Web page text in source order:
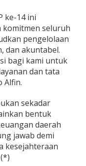
ke-14 ini
komitmen seluruh
pengelolaan
dan akuntabel.
bagi kami untuk
dan tata
Alfin.
sekadar
bentuk
daerah
jawab demi
kesejahteraan